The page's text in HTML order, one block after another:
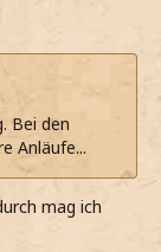
Bei den
Anläufe...
mag ich